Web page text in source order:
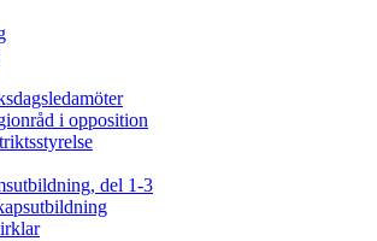
i opposition
del 1-3